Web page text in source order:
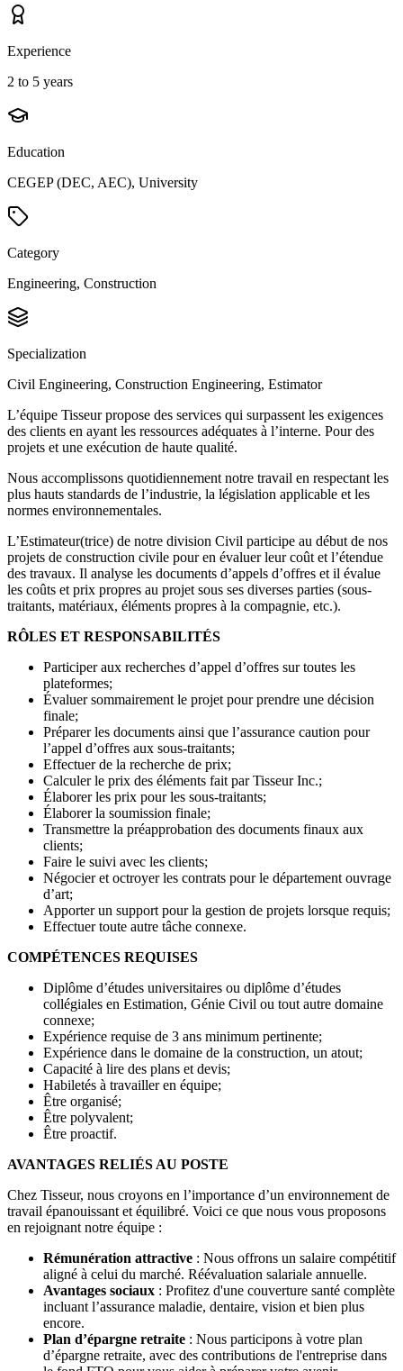
Experience
2 to 5 years
Education
CEGEP (DEC, AEC), University
Category
Engineering, Construction
Specialization
Civil Engineering, Construction Engineering, Estimator
L’équipe Tisseur propose des services qui surpassent les exigences
des clients en ayant les ressources adéquates à l’interne. Pour des
projets et une exécution de haute qualité.
Nous accomplissons quotidiennement notre travail en respectant les
plus hauts standards de l’industrie, la législation applicable et les
normes environnementales.
L’Estimateur(trice) de notre division Civil participe au début de nos
projets de construction civile pour en évaluer leur coût et l’étendue
des travaux. Il analyse les documents d’appels d’offres et il évalue
les coûts et prix propres au projet sous ses diverses parties (sous-
traitants, matériaux, éléments propres à la compagnie, etc.).
RÔLES ET RESPONSABILITÉS
Participer aux recherches d’appel d’offres sur toutes les
plateformes;
Évaluer sommairement le projet pour prendre une décision
finale;
Préparer les documents ainsi que l’assurance caution pour
l’appel d’offres aux sous-traitants;
Effectuer de la recherche de prix;
Calculer le prix des éléments fait par Tisseur Inc.;
Élaborer les prix pour les sous-traitants;
Élaborer la soumission finale;
Transmettre la préapprobation des documents finaux aux
clients;
Faire le suivi avec les clients;
Négocier et octroyer les contrats pour le département ouvrage
d’art;
Apporter un support pour la gestion de projets lorsque requis;
Effectuer toute autre tâche connexe.
COMPÉTENCES REQUISES
Diplôme d’études universitaires ou diplôme d’études
collégiales en Estimation, Génie Civil ou tout autre domaine
connexe;
Expérience requise de 3 ans minimum pertinente;
Expérience dans le domaine de la construction, un atout;
Capacité à lire des plans et devis;
Habiletés à travailler en équipe;
Être organisé;
Être polyvalent;
Être proactif.
AVANTAGES RELIÉS AU POSTE
Chez Tisseur, nous croyons en l’importance d’un environnement de
travail épanouissant et équilibré. Voici ce que nous vous proposons
en rejoignant notre équipe :
Rémunération attractive : Nous offrons un salaire compétitif
aligné à celui du marché. Réévaluation salariale annuelle.
Avantages sociaux : Profitez d'une couverture santé complète
incluant l’assurance maladie, dentaire, vision et bien plus
encore.
Plan d’épargne retraite : Nous participons à votre plan
d’épargne retraite, avec des contributions de l'entreprise dans